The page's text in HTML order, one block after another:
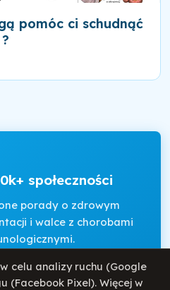
pomóc ci schudnąć
społeczności
porady o zdrowym
i walce z chorobami
celu analizy ruchu (Google
(Facebook Pixel). Więcej w